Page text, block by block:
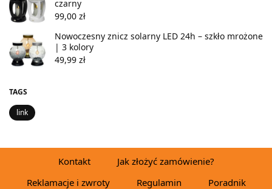
czarny
99,00 zł
Nowoczesny znicz solarny LED 24h – szkło mrożone
| 3 kolory
49,99 zł
TAGS
link
Kontakt
Jak złożyć zamówienie?
Reklamacje i zwroty
Regulamin
Poradnik